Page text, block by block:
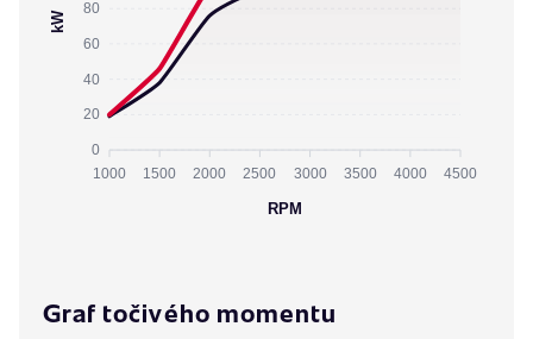
80
60
40
20
0
kW
1000 1500 2000 2500 3000 3500 4000 4500
RPM
Graf točivého momentu